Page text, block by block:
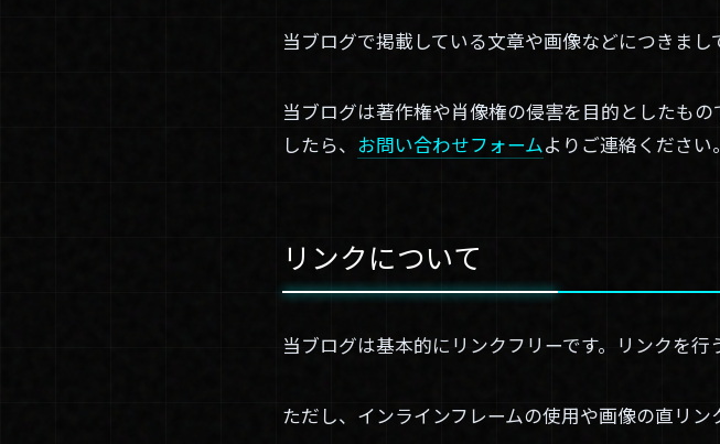
当ブログで掲載している文章や画像などにつきまし
当ブログは著作権や肖像権の侵害を目的としたも
したら、 お問い合わせフォームよりご連絡ください
リンクについて
当ブログは基本的にリンクフリーです。リンクを行
ただし、インラインフレームの使用や画像の直リン